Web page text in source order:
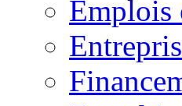
Emplois